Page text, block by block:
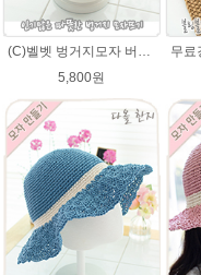
(C)벨벳 벙거지모자 버킷햇 코바늘뜨기벨벳모자뜨개질 패키지
5,800원